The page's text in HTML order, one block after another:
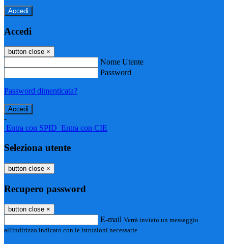
Accedi
Accedi
button close ×
Nome Utente
Password
Password dimenticata?
-
Entra con SPID Entra con CIE
Seleziona utente
button close ×
Recupero password
button close ×
E-mail Verrà inviato un messaggio
all'indirizzo indicato con le istruzioni necessarie.